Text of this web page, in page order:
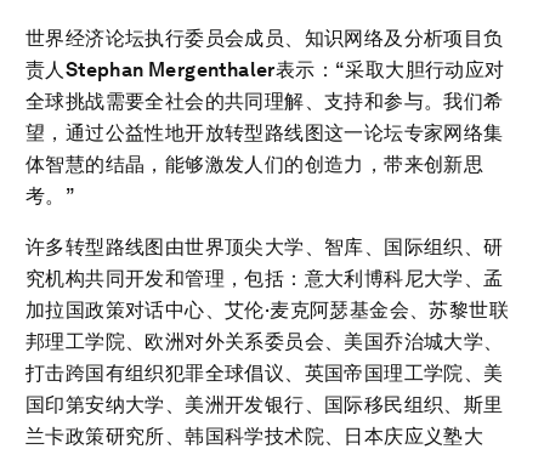
世界经济论坛执行委员会成员、知识网络及分析项目负
责人Stephan Mergenthaler表示：“采取大胆行动应对
全球挑战需要全社会的共同理解、支持和参与。我们希
望，通过公益性地开放转型路线图这一论坛专家网络集
体智慧的结晶，能够激发人们的创造力，带来创新思
考。”
许多转型路线图由世界顶尖大学、智库、国际组织、研
究机构共同开发和管理，包括：意大利博科尼大学、孟
加拉国政策对话中心、艾伦·麦克阿瑟基金会、苏黎世联
邦理工学院、欧洲对外关系委员会、美国乔治城大学、
打击跨国有组织犯罪全球倡议、英国帝国理工学院、美
国印第安纳大学、美洲开发银行、国际移民组织、斯里
兰卡政策研究所、韩国科学技术院、日本庆应义塾大